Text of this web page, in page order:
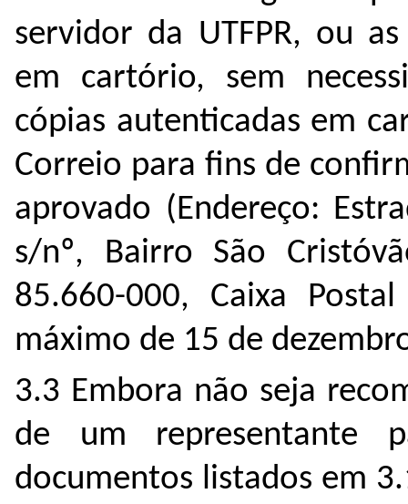
servidor da UTFPR, ou
em cartório, sem
cópias autenticadas em
Correio para fins de
aprovado (Endereço:
s/nº, Bairro São
85.660-000, Caixa
máximo de 15 de
3.3 Embora não seja
de um representante
documentos listados em